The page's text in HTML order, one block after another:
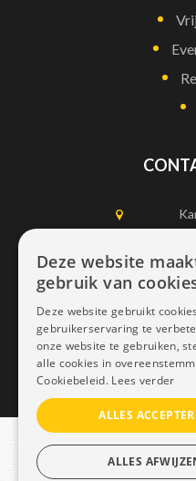
Copyright © 2021
Deze website
gebruik van
Deze website gebruikt
gebruikerservaring te
onze website te gebruiken,
alle cookies in
Cookiebeleid. Lees verder
ALLES
ALLES